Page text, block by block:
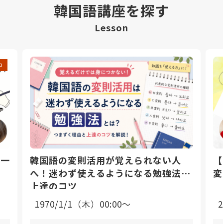
韓国語講座を探す
Lesson
韓国語の変則活用が覚えられない人
へ！迷わず使えるようになる勉強法と
上達のコツ
1970/1/1（木）00:00〜